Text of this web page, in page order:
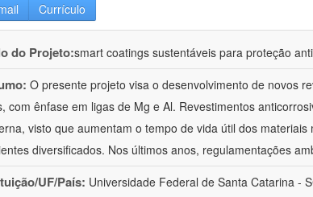
Currículo
do Projeto:smart coatings sustentáveis para proteção
O presente projeto visa o desenvolvimento de novos
com ênfase em ligas de Mg e Al. Revestimentos
visto que aumentam o tempo de vida útil dos
diversificados. Nos últimos anos, regulamentações
UF/País: Universidade Federal de Santa Catarina -